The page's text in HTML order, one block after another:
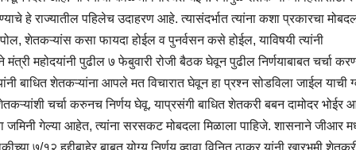
हे राज्यातील पहिलेच उदाहरण आहे. त्यासंदर्भात त्यांना कशा प्रकारचा
शेतकऱ्यांस कसा फायदा होईल व पुनर्वसन कसे होईल, याविषयी त्यांनी
महोदयांनी पुढील ७ फेबुवारी रोजी बैठक घेवून पुढील निर्णयाबाबत चर्चा
बाधित शेतकऱ्यांना आपले मत विचारात घेवून हा प्रश्न सोडविला जाईल याची
चर्चा करुनच निर्णय घेवू. याप्रसंगी बाधित शेतकरी बबन दामोदर भोईर
गेल्या आहेत, त्यांना सरसकट मोबदला मिळाला पाहिजे. शासनाने जीआर